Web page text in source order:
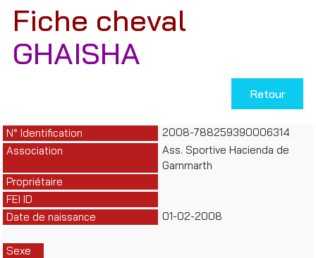
Fiche cheval
GHAISHA
Retour
N° Identification
2008-788259390006314
Association
Ass. Sportive Hacienda de
Gammarth
Propriétaire
FEI ID
Date de naissance
01-02-2008
Sexe